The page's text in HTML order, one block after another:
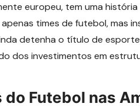
europeu, tem uma
times de futebol, mas
detenha o título de
dos investimentos em
do Futebol nas